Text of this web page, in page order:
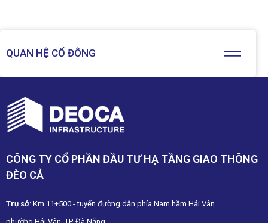
QUAN HỆ CỔ ĐÔNG
CÔNG TY CỔ PHẦN ĐẦU TƯ HẠ TẦNG GIAO THÔNG
ĐÈO CẢ
Trụ sở: Km 11+500 - tuyến đường dẫn phía Nam hầm Hải Vân